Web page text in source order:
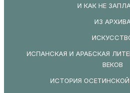
И КАК НЕ
ИЗ АРХИВА
ИСПАНСКАЯ И АРАБСКАЯ
ВЕКОВ
ИСТОРИЯ ОСЕТИНСКОЙ